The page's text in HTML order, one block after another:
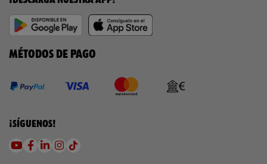
MÉTODOS DE PAGO
¡SÍGUENOS!